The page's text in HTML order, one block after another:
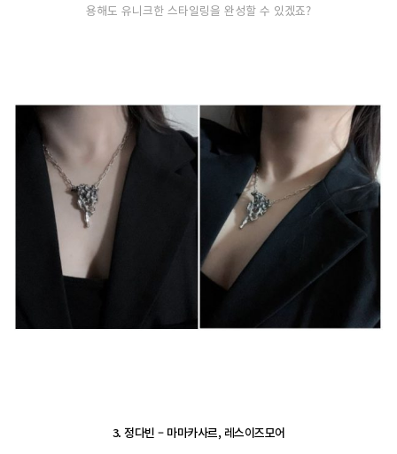
용해도 유니크한 스타일링을 완성할 수 있겠죠?
3. 정다빈 – 마마카사르, 레스이즈모어